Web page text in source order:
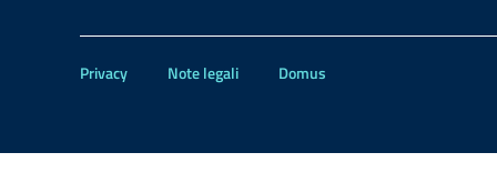
Privacy Note legali Domus